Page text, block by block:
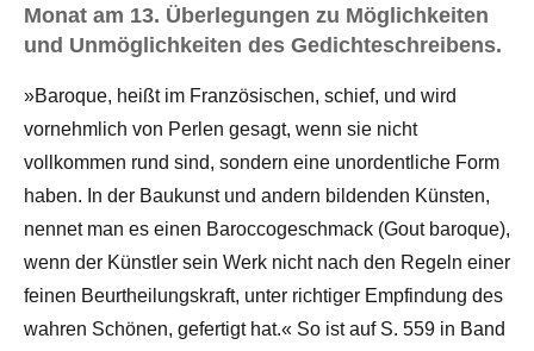
Monat am 13. Überlegungen zu Möglichkeiten
und Unmöglichkeiten des Gedichteschreibens.
»Baroque, heißt im Französischen, schief, und wird
vornehmlich von Perlen gesagt, wenn sie nicht
vollkommen rund sind, sondern eine unordentliche Form
haben. In der Baukunst und andern bildenden Künsten,
nennet man es einen Baroccogeschmack (Gout baroque),
wenn der Künstler sein Werk nicht nach den Regeln einer
feinen Beurtheilungskraft, unter richtiger Empfindung des
wahren Schönen, gefertigt hat.« So ist auf S. 559 in Band